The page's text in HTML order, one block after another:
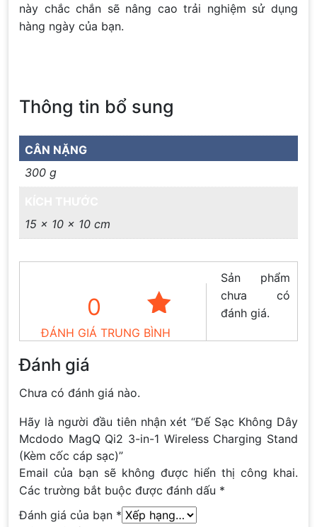
này chắc chắn sẽ nâng cao trải nghiệm sử dụng
hàng ngày của bạn.
Thông tin bổ sung
CÂN NẶNG
300 g
15 × 10 × 10 cm
0
ĐÁNH GIÁ TRUNG BÌNH
Sản phẩm
chưa có
đánh giá.
Đánh giá
Chưa có đánh giá nào.
Hãy là người đầu tiên nhận xét “Đế Sạc Không Dây
Mcdodo MagQ Qi2 3-in-1 Wireless Charging Stand
(Kèm cốc cáp sạc)”
Email của bạn sẽ không được hiển thị công khai.
Các trường bắt buộc được đánh dấu *
Đánh giá của bạn *